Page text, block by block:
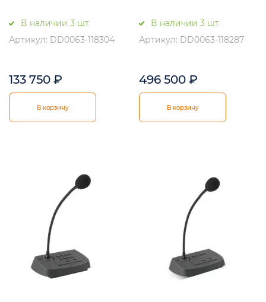
В наличии 3 шт.
Артикул: DD0063-118304
133 750 ₽
В корзину
В наличии 3 шт.
Артикул: DD0063-118287
496 500 ₽
В корзину